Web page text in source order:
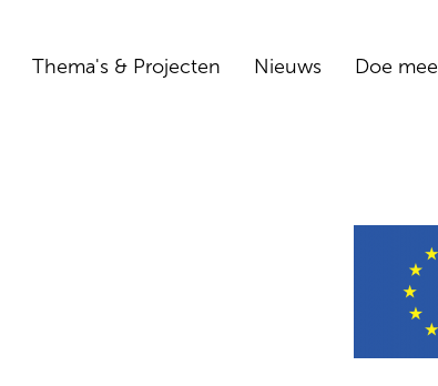
Thema's & Projecten Nieuws Doe mee